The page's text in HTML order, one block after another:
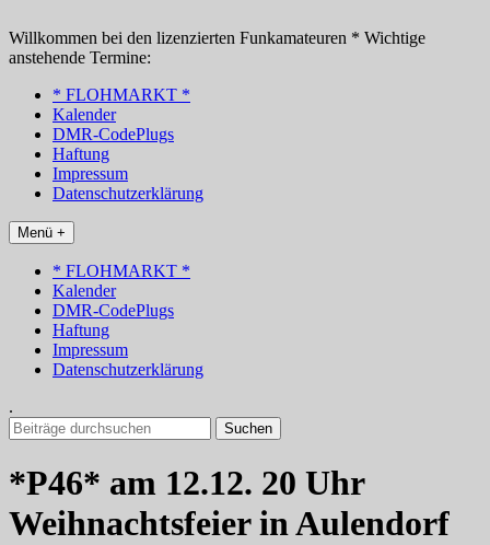
Inhalt
springen
Willkommen bei den lizenzierten Funkamateuren * Wichtige
anstehende Termine:
* FLOHMARKT *
Kalender
DMR-CodePlugs
Haftung
Impressum
Datenschutzerklärung
Menü +
* FLOHMARKT *
Kalender
DMR-CodePlugs
Haftung
Impressum
Datenschutzerklärung
.
Suchen
nach:
*P46* am 12.12. 20 Uhr
Weihnachtsfeier in Aulendorf